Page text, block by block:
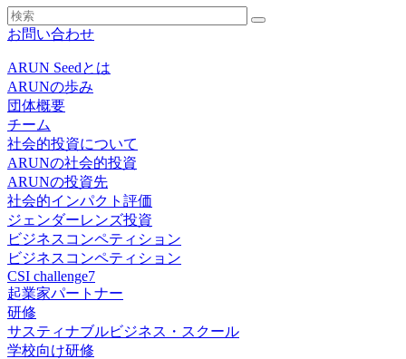
お問い合わせ
ARUN Seedとは
ARUNの歩み
団体概要
チーム
社会的投資について
ARUNの社会的投資
ARUNの投資先
社会的インパクト評価
ジェンダーレンズ投資
ビジネスコンペティション
ビジネスコンペティション
CSI challenge7
起業家パートナー
研修
サスティナブルビジネス・スクール
学校向け研修